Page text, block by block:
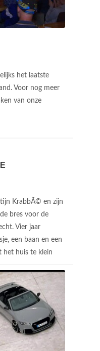
het laatste
Voor nog meer
van onze
KrabbÃ© en zijn
bres voor de
Vier jaar
een baan en een
het huis te klein